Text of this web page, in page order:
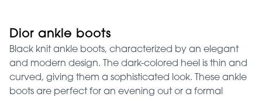
Dior ankle boots
Black knit ankle boots, characterized by an elegant
and modern design. The dark-colored heel is thin and
curved, giving them a sophisticated look. These ankle
boots are perfect for an evening out or a formal